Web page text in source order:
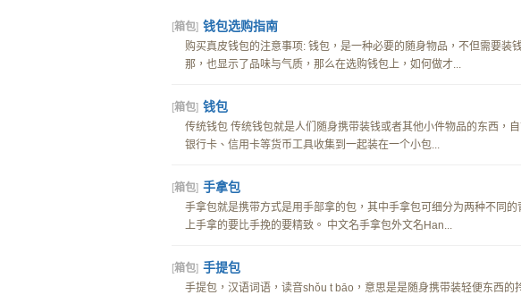
[箱包] 钱包选购指南
购买真皮钱包的注意事项: 钱包，是一种必要的随身物品，不但需要装
那，也显示了品味与气质，那么在选购钱包上，如何做才...
[箱包] 钱包
传统钱包 传统钱包就是人们随身携带装钱或者其他小件物品的东西，
银行卡、信用卡等货币工具收集到一起装在一个小包...
[箱包] 手拿包
手拿包就是携带方式是用手部拿的包，其中手拿包可细分为两种不同
上手拿的要比手挽的要精致。 中文名手拿包外文名Han...
[箱包] 手提包
手提包，汉语词语，读音shǒu t bāo，意思是是随身携带装轻便东西的